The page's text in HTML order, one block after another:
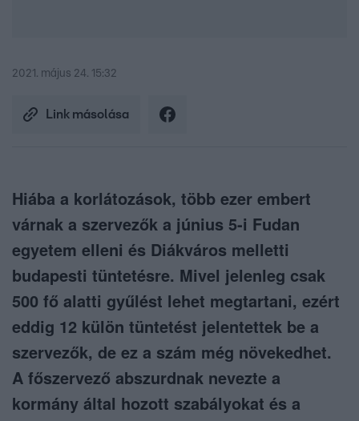
2021. május 24. 15:32
Link másolása
Hiába a korlátozások, több ezer embert
várnak a szervezők a június 5-i Fudan
egyetem elleni és Diákváros melletti
budapesti tüntetésre. Mivel jelenleg csak
500 fő alatti gyűlést lehet megtartani, ezért
eddig 12 külön tüntetést jelentettek be a
szervezők, de ez a szám még növekedhet.
A főszervező abszurdnak nevezte a
kormány által hozott szabályokat és a